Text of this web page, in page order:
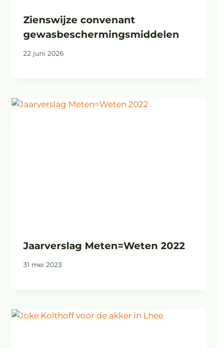
Zienswijze convenant
gewasbeschermingsmiddelen
22 juni 2026
Jaarverslag Meten=Weten 2022
31 mei 2023